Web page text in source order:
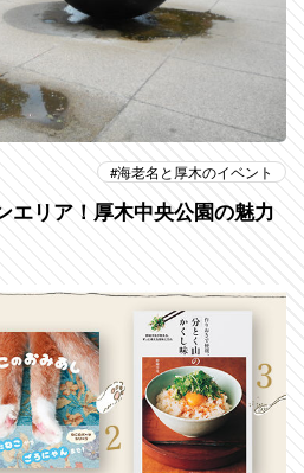
海老名と厚木のイベント
エリア！厚木中央公園の魅力